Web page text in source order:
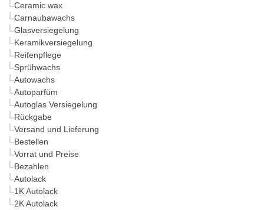
Ceramic wax
Carnaubawachs
Glasversiegelung
Keramikversiegelung
Reifenpflege
Sprühwachs
Autowachs
Autoparfüm
Autoglas Versiegelung
Rückgabe
Versand und Lieferung
Bestellen
Vorrat und Preise
Bezahlen
Autolack
1K Autolack
2K Autolack